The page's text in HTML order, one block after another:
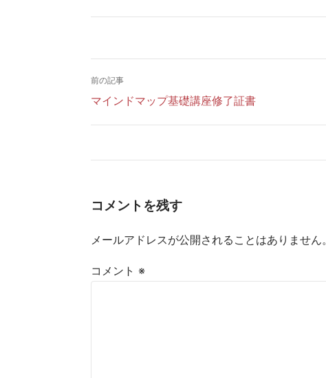
前の記事
マインドマップ基礎講座修了証書
コメントを残す
メールアドレスが公開されることはありません。
コメント ※